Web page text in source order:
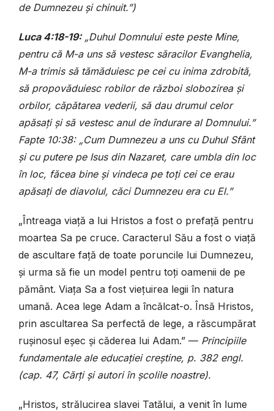
de Dumnezeu și chinuit.”)
Luca 4:18-19:„Duhul Domnului este peste Mine,
pentru că M-a uns să vestesc săracilor Evanghelia,
M-a trimis să tămăduiesc pe cei cu inima zdrobită,
să propovăduiesc robilor de război slobozirea și
orbilor, căpătarea vederii, să dau drumul celor
apăsați și să vestesc anul de îndurare al Domnului.”
Fapte 10:38: „Cum Dumnezeu a uns cu Duhul Sfânt
și cu putere pe Isus din Nazaret, care umbla din loc
în loc, făcea bine și vindeca pe toți cei ce erau
apăsați de diavolul, căci Dumnezeu era cu El.”
„Întreaga viață a lui Hristos a fost o prefață pentru
moartea Sa pe cruce. Caracterul Său a fost o viață
de ascultare față de toate poruncile lui Dumnezeu,
și urma să fie un model pentru toți oamenii de pe
pământ. Viața Sa a fost viețuirea legii în natura
umană. Acea lege Adam a încălcat-o. Însă Hristos,
prin ascultarea Sa perfectă de lege, a răscumpărat
rușinosul eșec și căderea lui Adam.” — Principiile
fundamentale ale educației creștine, p. 382 engl.
(cap. 47, Cărți și autori în școlile noastre).
„Hristos, strălucirea slavei Tatălui, a venit în lume